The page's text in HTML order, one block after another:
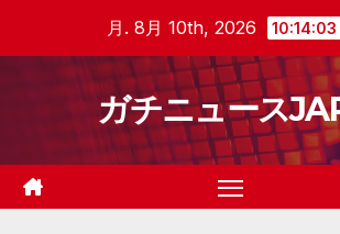
月. 8月 10th, 2026 10:14:04
ガチニュース